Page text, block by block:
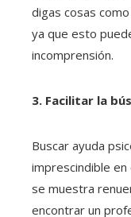
digas cosas como
ya que esto
incomprensión.
3. Facilitar la
Buscar ayuda
imprescindible
se muestra
encontrar un